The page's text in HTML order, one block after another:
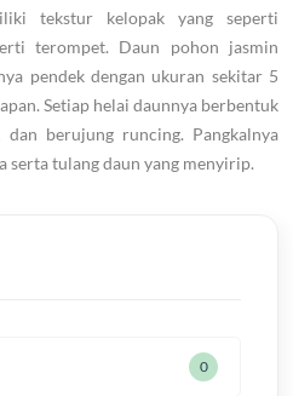
tekstur kelopak yang seperti
terompet. Daun pohon jasmin
pendek dengan ukuran sekitar 5
Setiap helai daunnya berbentuk
berujung runcing. Pangkalnya
serta tulang daun yang menyirip.
0